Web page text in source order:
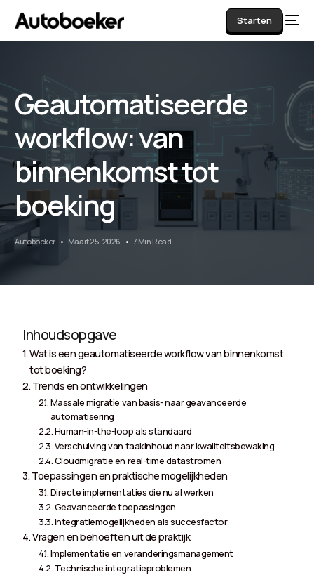
Starten
Geautomatiseerde
workflow: van
binnenkomst tot
boeking
Autoboeker Maart 25, 2026 7 Min Read
Inhoudsopgave
Wat is een geautomatiseerde workflow van binnenkomst
tot boeking?
Trends en ontwikkelingen
Massale migratie van basis- naar geavanceerde
automatisering
Human-in-the-loop als standaard
Verschuiving van taakinhoud naar kwaliteitsbewaking
Cloudmigratie en real-time datastromen
Toepassingen en praktische mogelijkheden
Directe implementaties die nu al werken
Geavanceerde toepassingen
Integratiemogelijkheden als succesfactor
Vragen en behoeften uit de praktijk
Implementatie en veranderingsmanagement
Technische integratieproblemen
AI